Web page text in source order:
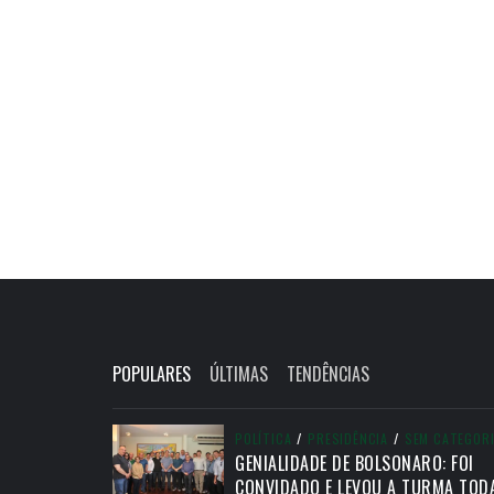
POPULARES ÚLTIMAS TENDÊNCIAS
POLÍTICA / PRESIDÊNCIA / SEM
GENIALIDADE DE BOLSONARO: FOI
CONVIDADO E LEVOU A TURMA